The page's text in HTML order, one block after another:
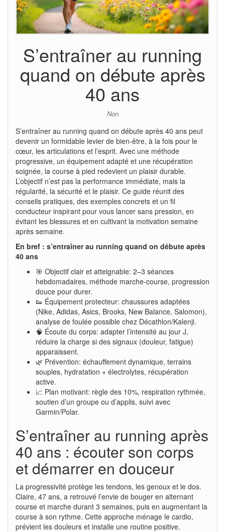
S’entraîner au running
quand on débute après
40 ans
Non
S’entraîner au running quand on débute après 40 ans peut
devenir un formidable levier de bien-être, à la fois pour le
cœur, les articulations et l’esprit. Avec une méthode
progressive, un équipement adapté et une récupération
soignée, la course à pied redevient un plaisir durable.
L’objectif n’est pas la performance immédiate, mais la
régularité, la sécurité et le plaisir. Ce guide réunit des
conseils pratiques, des exemples concrets et un fil
conducteur inspirant pour vous lancer sans pression, en
évitant les blessures et en cultivant la motivation semaine
après semaine.
En bref : s’entraîner au running quand on débute après
40 ans
🎯 Objectif clair et atteignable: 2–3 séances
hebdomadaires, méthode marche-course, progression
douce pour durer.
👟 Équipement protecteur: chaussures adaptées
(Nike, Adidas, Asics, Brooks, New Balance, Salomon),
analyse de foulée possible chez Décathlon/Kalenji.
🧠 Écoute du corps: adapter l’intensité au jour J,
réduire la charge si des signaux (douleur, fatigue)
apparaissent.
🌿 Prévention: échauffement dynamique, terrains
souples, hydratation + électrolytes, récupération
active.
📈 Plan motivant: règle des 10%, respiration rythmée,
soutien d’un groupe ou d’applis, suivi avec
Garmin/Polar.
S’entraîner au running après
40 ans : écouter son corps
et démarrer en douceur
La progressivité protège les tendons, les genoux et le dos.
Claire, 47 ans, a retrouvé l’envie de bouger en alternant
course et marche durant 3 semaines, puis en augmentant la
course à son rythme. Cette approche ménage le cardio,
prévient les douleurs et installe une routine positive.